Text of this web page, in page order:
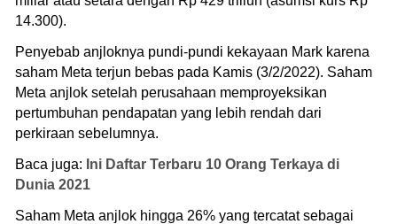
14.300).
Penyebab anjloknya pundi-pundi kekayaan Mark karena
saham Meta terjun bebas pada Kamis (3/2/2022). Saham
Meta anjlok setelah perusahaan memproyeksikan
pertumbuhan pendapatan yang lebih rendah dari
perkiraan sebelumnya.
Baca juga: Ini Daftar Terbaru 10 Orang Terkaya di
Dunia 2021
Saham Meta anjlok hingga 26% yang tercatat sebagai